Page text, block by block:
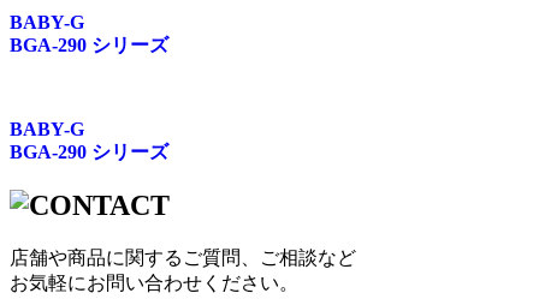
BABY-G
BGA-290 シリーズ
BABY-G
BGA-290 シリーズ
店舗や商品に関するご質問、ご相談など
お気軽にお問い合わせください。